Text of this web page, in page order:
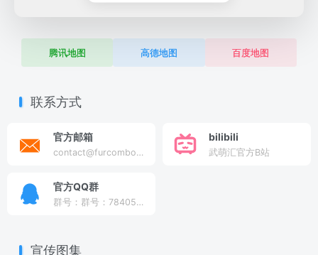
腾讯地图 高德地图 百度地图
联系方式
官方邮箱
contact@furcombo.com
bilibili
武萌汇官方B站
官方QQ群
群号：群号：784051168
宣传图集